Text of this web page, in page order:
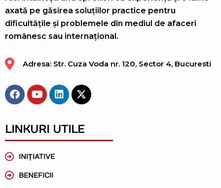
axată pe găsirea soluțiilor practice pentru
dificultățile și problemele din mediul de afaceri
românesc sau internațional.
Adresa: Str. Cuza Voda nr. 120, Sector 4, Bucuresti
LINKURI UTILE
INIŢIATIVE
BENEFICII